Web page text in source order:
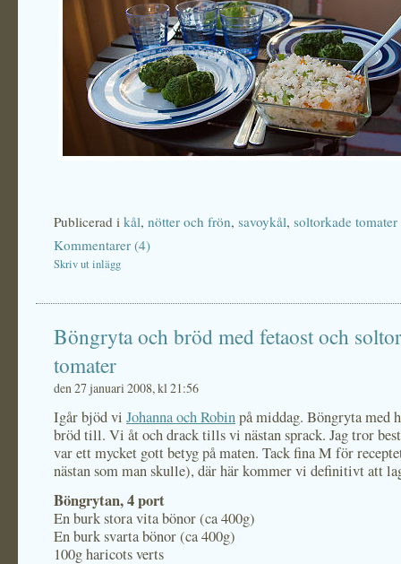
Publicerad i kål, nötter och frön, savoykål, soltorkade tomater
Kommentarer (4)
Skriv ut inlägg
Böngryta och bröd med fetaost och
tomater
den 27 januari 2008, kl 21:56
Igår bjöd vi Johanna och Robinpå middag. Böngryta med
bröd till. Vi åt och drack tills vi nästan sprack. Jag tror
var ett mycket gott betyg på maten. Tack fina M för
nästan som man skulle), där här kommer vi definitivt att
Böngrytan, 4 port
En burk stora vita bönor (ca 400g)
En burk svarta bönor (ca 400g)
100g haricots verts